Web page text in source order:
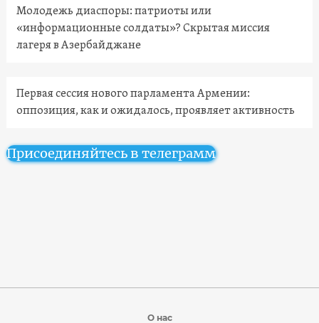
Молодежь диаспоры: патриоты или
«информационные солдаты»? Скрытая миссия
лагеря в Азербайджане
Первая сессия нового парламента Армении:
оппозиция, как и ожидалось, проявляет активность
Присоединяйтесь в телеграмм
О нас